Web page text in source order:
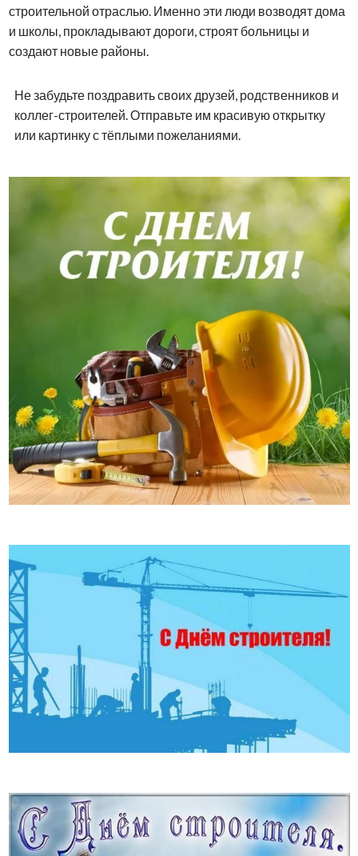
строительной отраслью. Именно эти люди возводят дома
и школы, прокладывают дороги, строят больницы и
создают новые районы.
Не забудьте поздравить своих друзей, родственников и
коллег-строителей. Отправьте им красивую открытку
или картинку с тёплыми пожеланиями.